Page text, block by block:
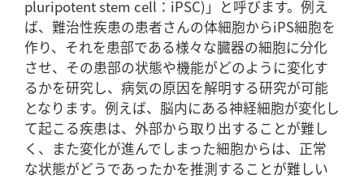
pluripotent stem cell：iPSC)」と呼びます。例え
ば、難治性疾患の患者さんの体細胞からiPS細胞を
作り、それを患部である様々な臓器の細胞に分化
させ、その患部の状態や機能がどのように変化す
るかを研究し、病気の原因を解明する研究が可能
となります。例えば、脳内にある神経細胞が変化し
て起こる疾患は、外部から取り出することが難し
く、また変化が進んでしまった細胞からは、正常
な状態がどうであったかを推測することが難しい